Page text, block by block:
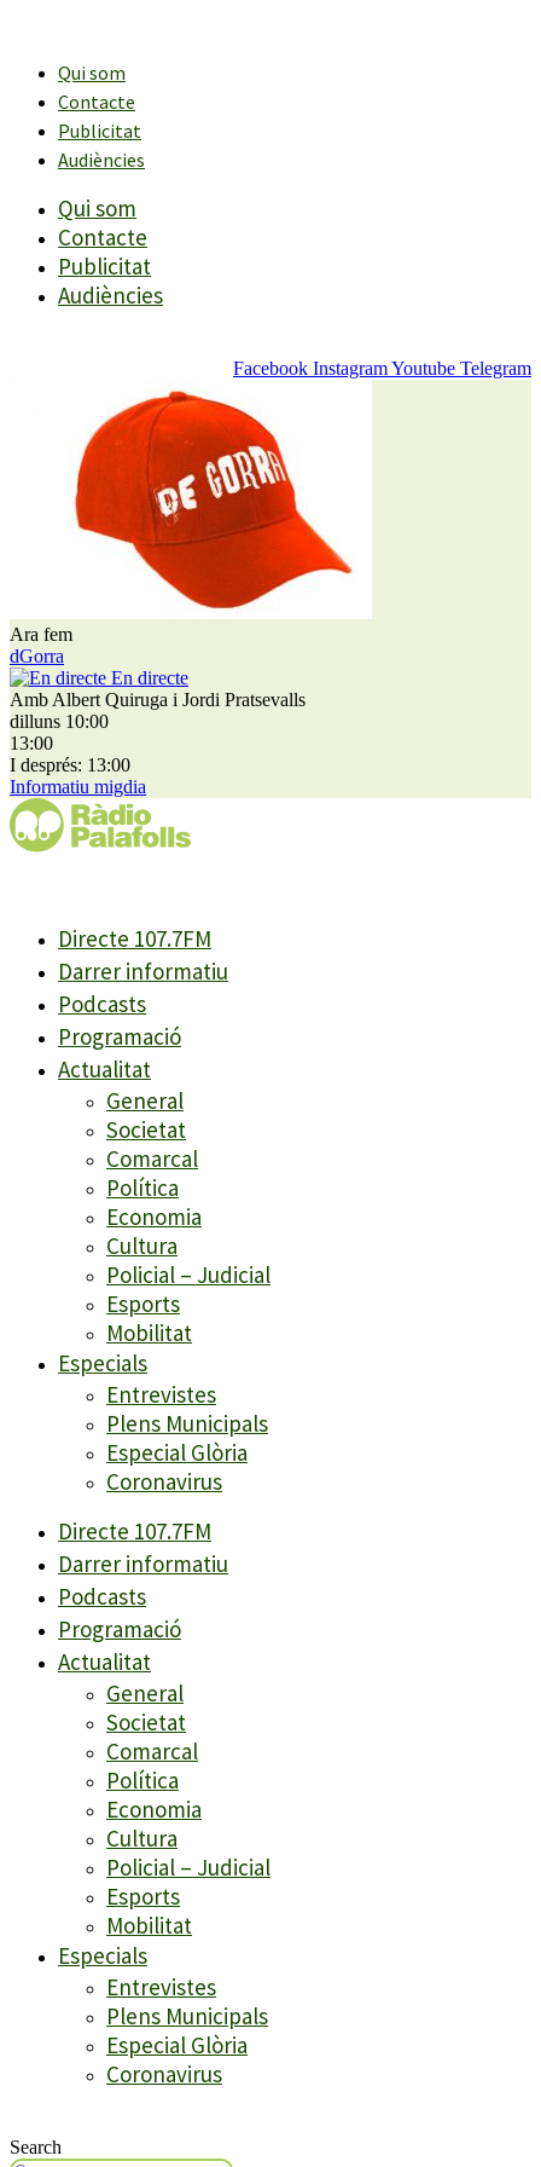
contingutQui som
Contacte
Publicitat
Audiències
Qui som
Contacte
Publicitat
Audiències
Facebook InstagramYoutube Telegram
Ara fem
dGorra
En directe
Amb Albert Quiruga i Jordi Pratsevalls
dilluns 10:00
13:00
I després: 13:00
Informatiu migdia
Directe 107.7FM
Darrer informatiu
Podcasts
Programació
Actualitat
General
Societat
Comarcal
Política
Economia
Cultura
Policial – Judicial
Esports
Mobilitat
Especials
Entrevistes
Plens Municipals
Especial Glòria
Coronavirus
Directe 107.7FM
Darrer informatiu
Podcasts
Programació
Actualitat
General
Societat
Comarcal
Política
Economia
Cultura
Policial – Judicial
Esports
Mobilitat
Especials
Entrevistes
Plens Municipals
Especial Glòria
Coronavirus
Search